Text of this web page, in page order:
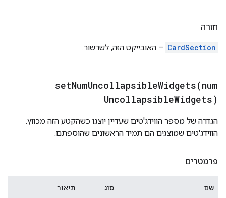
חזרה
CardSection – האובייקט הזה, לשרשור.
setNumUncollapsibleWidgets(num
UncollapsibleWidgets)
הגדרה של מספר הווידג'טים שעדיין יוצגו כשהקטע הזה מכווץ.
הווידג'טים שמוצגים הם תמיד הראשונים שהוספתם.
פרמטרים
שם סוג תיאור